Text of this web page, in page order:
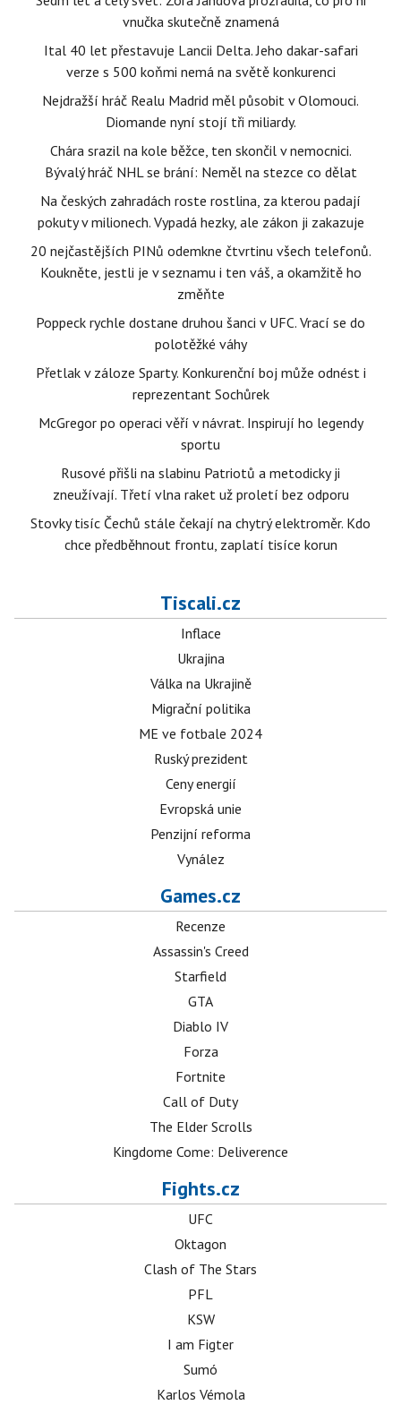
vnučka skutečně znamená
Ital 40 let přestavuje Lancii Delta. Jeho dakar-safari
verze s 500 koňmi nemá na světě konkurenci
Nejdražší hráč Realu Madrid měl působit v Olomouci.
Diomande nyní stojí tři miliardy.
Chára srazil na kole běžce, ten skončil v nemocnici.
Bývalý hráč NHL se brání: Neměl na stezce co dělat
Na českých zahradách roste rostlina, za kterou padají
pokuty v milionech. Vypadá hezky, ale zákon ji zakazuje
20 nejčastějších PINů odemkne čtvrtinu všech telefonů.
Koukněte, jestli je v seznamu i ten váš, a okamžitě ho
změňte
Poppeck rychle dostane druhou šanci v UFC. Vrací se do
polotěžké váhy
Přetlak v záloze Sparty. Konkurenční boj může odnést i
reprezentant Sochůrek
McGregor po operaci věří v návrat. Inspirují ho legendy
sportu
Rusové přišli na slabinu Patriotů a metodicky ji
zneužívají. Třetí vlna raket už proletí bez odporu
Stovky tisíc Čechů stále čekají na chytrý elektroměr. Kdo
chce předběhnout frontu, zaplatí tisíce korun
Tiscali.cz
Inflace
Ukrajina
Válka na Ukrajině
Migrační politika
ME ve fotbale 2024
Ruský prezident
Ceny energií
Evropská unie
Penzijní reforma
Vynález
Games.cz
Recenze
Assassin's Creed
Starfield
GTA
Diablo IV
Forza
Fortnite
Call of Duty
The Elder Scrolls
Kingdome Come: Deliverence
Fights.cz
UFC
Oktagon
Clash of The Stars
PFL
KSW
I am Figter
Sumó
Karlos Vémola